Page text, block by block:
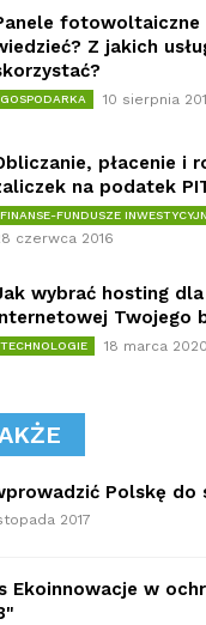
fotowoltaiczne
Z jakich
GOSPODARKA 10 sierpnia
płacenie i
na podatek
FINANSE-FUNDUSZE
czerwca 2016
wybrać hosting
Twojego
TECHNOLOGIE 18 marca 2020
Polskę do
2017
Ekoinnowacje w